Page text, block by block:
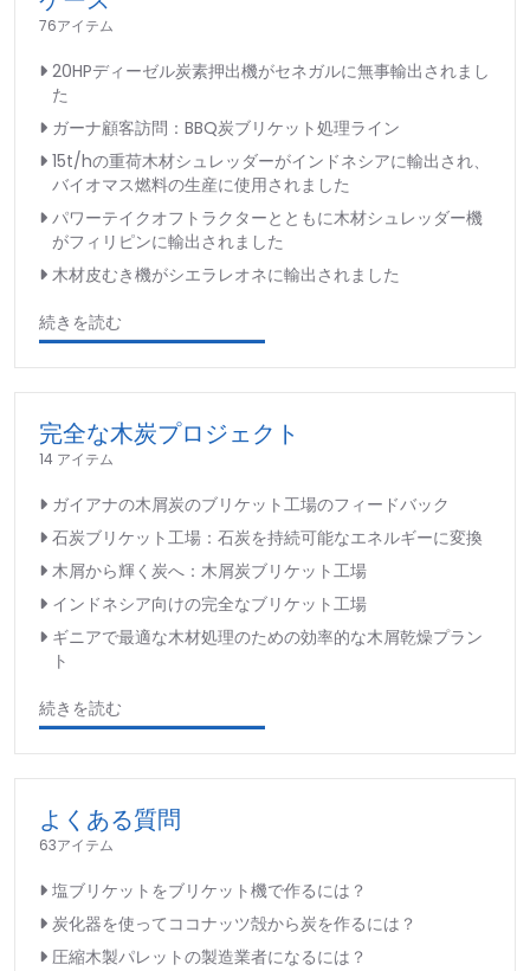
76アイテム
20HPディーゼル炭素押出機がセネガルに無事輸出されまし
た
ガーナ顧客訪問：BBQ炭ブリケット処理ライン
15t/hの重荷木材シュレッダーがインドネシアに輸出され、
バイオマス燃料の生産に使用されました
パワーテイクオフトラクターとともに木材シュレッダー機
がフィリピンに輸出されました
木材皮むき機がシエラレオネに輸出されました
続きを読む
完全な木炭プロジェクト
14 アイテム
ガイアナの木屑炭のブリケット工場のフィードバック
石炭ブリケット工場：石炭を持続可能なエネルギーに変換
木屑から輝く炭へ：木屑炭ブリケット工場
インドネシア向けの完全なブリケット工場
ギニアで最適な木材処理のための効率的な木屑乾燥プラン
ト
続きを読む
よくある質問
63アイテム
塩ブリケットをブリケット機で作るには？
炭化器を使ってココナッツ殻から炭を作るには？
圧縮木製パレットの製造業者になるには？